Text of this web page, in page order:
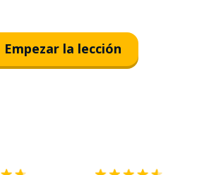
Empezar la lección